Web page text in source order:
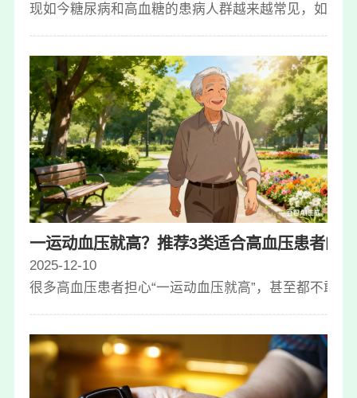
现如今糖尿病和高血糖的患病人群越来越常见，如何
一运动血压就高？推荐3类适合高血压患者的
2025-12-10
很多高血压患者担心“一运动血压就高”，甚至都不敢